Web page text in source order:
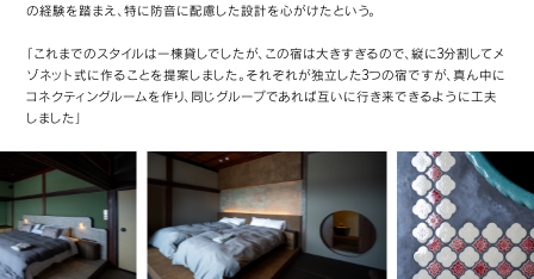
の経験を踏まえ、特に防音に配慮した設計を心がけたという。
「これまでのスタイルは一棟貸しでしたが、この宿は大きすぎるので、縦に3分割してメ
ゾネット式に作ることを提案しました。それぞれが独立した3つの宿ですが、真ん中に
コネクティングルームを作り、同じグループであれば互いに行き来できるように工夫
しました」